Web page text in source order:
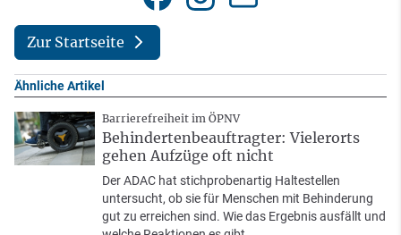
Zur Startseite
Ähnliche Artikel
Barrierefreiheit im ÖPNV
Behindertenbeauftragter: Vielerorts
gehen Aufzüge oft nicht
Der ADAC hat stichprobenartig Haltestellen
untersucht, ob sie für Menschen mit Behinderung
gut zu erreichen sind. Wie das Ergebnis ausfällt und